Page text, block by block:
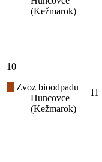
(Kežmarok)
10
Zvoz bioodpadu
Huncovce
(Kežmarok)
11